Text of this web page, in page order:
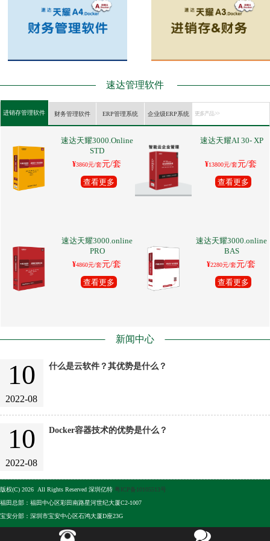
速达管理软件
进销存管理软件 财务管理软件 ERP管理系统 企业级ERP系统 更多产品 >>
速达天耀3000.Online
STD
¥3860元/套元/套
查看更多
速达天耀AI 30- XP
¥13800元/套元/套
查看更多
速达天耀3000.online
PRO
¥4860元/套元/套
查看更多
速达天耀3000.online
BAS
¥2280元/套元/套
查看更多
新闻中心
10
2022-08
什么是云软件？其优势是什么？
10
2022-08
Docker容器技术的优势是什么？
版权(C) 2026 All Rights Reserved 深圳亿特 粤ICP备10105513号
福田总部：福田中心区彩田南路星河世纪大厦C2-1007
宝安分部：深圳市宝安中心区石鸿大厦D座23G